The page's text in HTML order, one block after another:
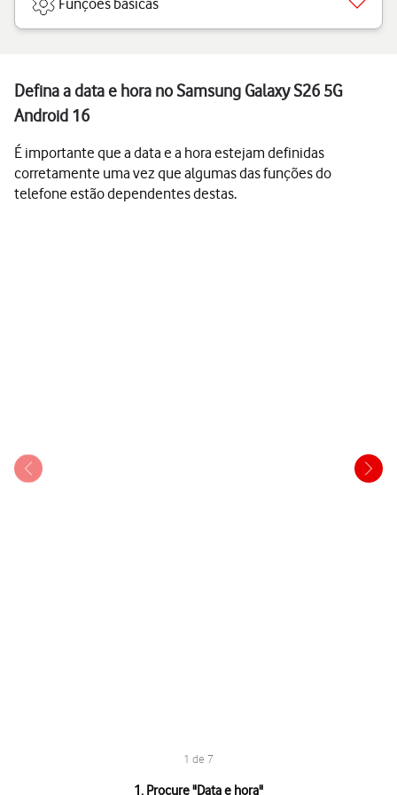
Funções básicas
Defina a data e hora no Samsung Galaxy S26 5G
Android 16
É importante que a data e a hora estejam definidas
corretamente uma vez que algumas das funções do
telefone estão dependentes destas.
1 de 7
1. Procure "Data e hora"